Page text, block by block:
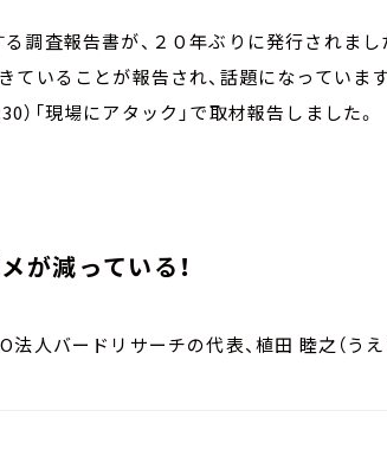
調査報告書が、２０年ぶりに発行されまし
ていることが報告され、話題になっています
）「現場にアタック」で取材報告しました。
が減っている！
人バードリサーチの代表、植田 睦之（うえ